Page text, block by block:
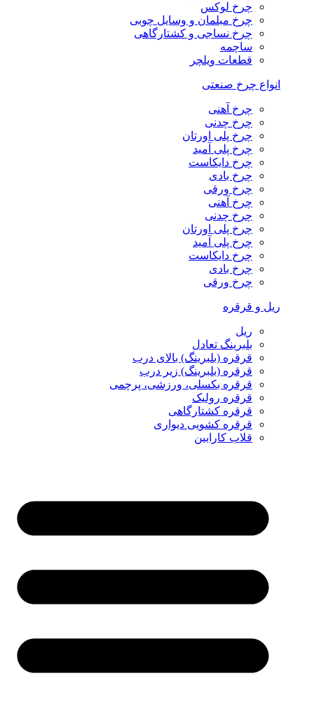
چرخ لوکس
چرخ مبلمان و وسایل چوبی
چرخ نساجی و کشتارگاهی
ساچمه
قطعات ویلچر
انواع چرخ صنعتی
چرخ آهنی
چرخ چدنی
چرخ پلی اورتان
چرخ پلی آمید
چرخ دایکاست
چرخ بادی
چرخ ورقی
چرخ آهنی
چرخ چدنی
چرخ پلی اورتان
چرخ پلی آمید
چرخ دایکاست
چرخ بادی
چرخ ورقی
ریل و قرقره
ریل
بلبرینگ تعادل
قرقره (بلبرینگ) بالای درب
قرقره (بلبرینگ) زیر درب
قرقره بکسلی، ورزشی، پرچمی
قرقره رولیک
قرقره کشتارگاهی
قرقره کشویی دیواری
قلاب کارابین